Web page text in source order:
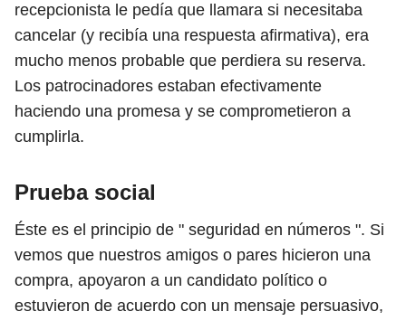
recepcionista le pedía que llamara si necesitaba
cancelar (y recibía una respuesta afirmativa), era
mucho menos probable que perdiera su reserva.
Los patrocinadores estaban efectivamente
haciendo una promesa y se comprometieron a
cumplirla.
Prueba social
Éste es el principio de " seguridad en números ". Si
vemos que nuestros amigos o pares hicieron una
compra, apoyaron a un candidato político o
estuvieron de acuerdo con un mensaje persuasivo,